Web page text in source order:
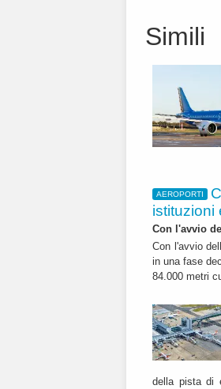
Simili
AEROPORTI
istituzioni
Con l'avvio
Con l'avvio
in una fase
84.000 metri
della pista di